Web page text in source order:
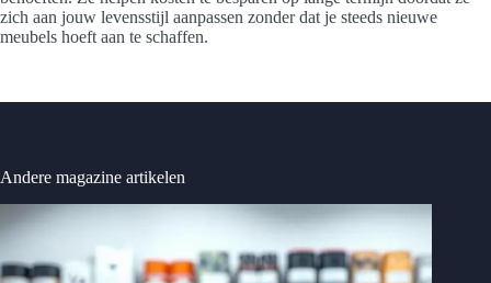
zich aan jouw levensstijl aanpassen zonder dat je steeds nieuwe
meubels hoeft aan te schaffen.
Andere magazine artikelen